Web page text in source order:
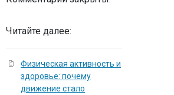
Читайте далее:
Физическая активность и
здоровье: почему
движение стало